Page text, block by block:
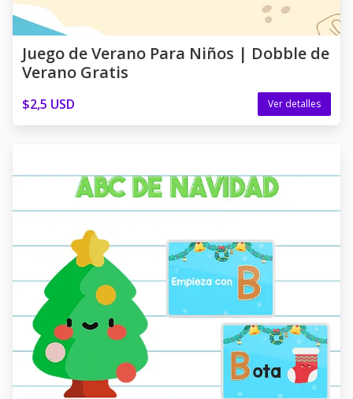
Juego de Verano Para Niños | Dobble de
Verano Gratis
$2,5 USD Ver detalles